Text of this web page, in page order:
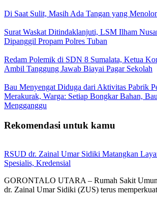
Di Saat Sulit, Masih Ada Tangan yang
Surat Waskat Ditindaklanjuti, LSM Ilham
Dipanggil Propam Polres Tuban
Redam Polemik di SDN 8 Sumalata, Ketua
Ambil Tanggung Jawab Biayai Pagar Sekolah
Bau Menyengat Diduga dari Aktivitas Pabrik
Merakurak, Warga: Setiap Bongkar Bahan,
Mengganggu
Rekomendasi untuk kamu
RSUD dr. Zainal Umar Sidiki Matangkan
Spesialis, Kredensial
GORONTALO UTARA – Rumah Sakit
dr. Zainal Umar Sidiki (ZUS) terus